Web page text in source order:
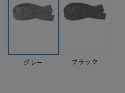
グレー ブラック